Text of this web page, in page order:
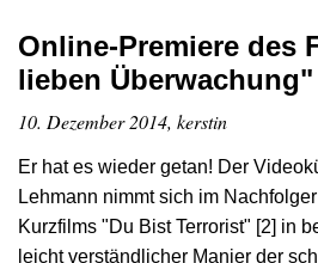
Online-Premiere des
lieben Überwachung"
10. Dezember 2014, kerstin
Er hat es wieder getan! Der
Lehmann nimmt sich im
Kurzfilms "Du Bist Terrorist" [2] in
leicht verständlicher Manier der